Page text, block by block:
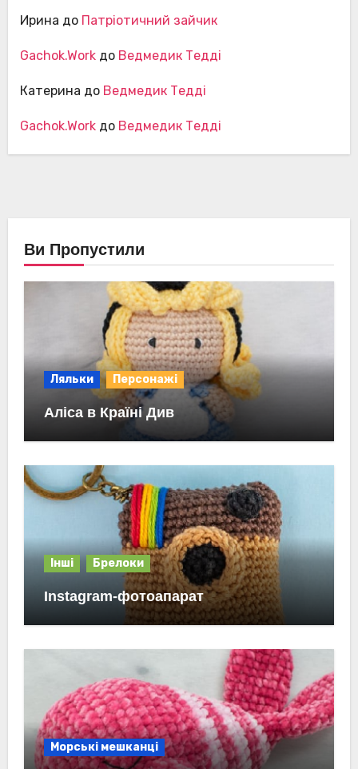
Ирина до Патріотичний зайчик
Gachok.Workдо Ведмедик Тедді
Катерина до Ведмедик Тедді
Gachok.Workдо Ведмедик Тедді
Ви Пропустили
Ляльки Персонажі
Аліса в Країні Див
Інші Брелоки
Instagram-фотоапарат
Морські мешканці